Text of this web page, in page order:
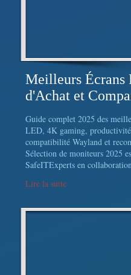
Meilleurs Écrans
d'Achat et
Guide complet 2025 des
LED, 4K gaming,
compatibilité Wayland et
Sélection de moniteurs 2025
SafeITExperts en
Lire la suite